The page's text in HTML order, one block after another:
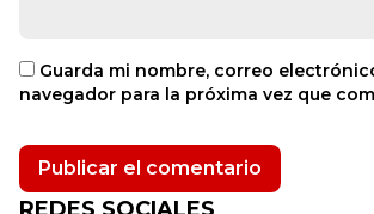
Guarda mi nombre, correo
navegador para la próxima vez que